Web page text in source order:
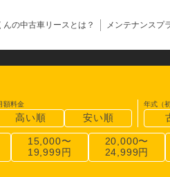
の中古車リースとは？ メンテナンスプ
額料金
高い順 安い順
年式（
15,000〜
19,999円
20,000〜
24,999円